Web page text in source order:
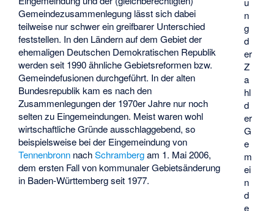
n
g
d
er
Z
a
hl
d
er
G
e
m
ei
n
d
e
Gemeindezusammenlegung lässt sich dabei
teilweise nur schwer ein greifbarer Unterschied
feststellen. In den Ländern auf dem Gebiet der
ehemaligen Deutschen Demokratischen Republik
werden seit 1990 ähnliche Gebietsreformen bzw.
Gemeindefusionen durchgeführt. In der alten
Bundesrepublik kam es nach den
Zusammenlegungen der 1970er Jahre nur noch
selten zu Eingemeindungen. Meist waren wohl
wirtschaftliche Gründe ausschlaggebend, so
beispielsweise bei der Eingemeindung von
Tennenbronn nachSchrambergam 1. Mai 2006,
dem ersten Fall von kommunaler Gebietsänderung
in Baden-Württemberg seit 1977.